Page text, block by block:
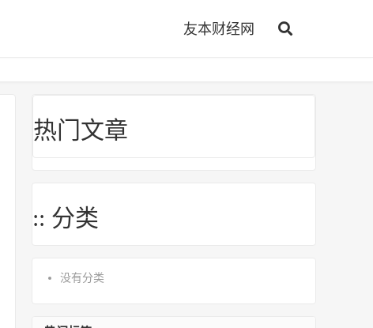
友本财经网
热门文章
:: 分类
没有分类